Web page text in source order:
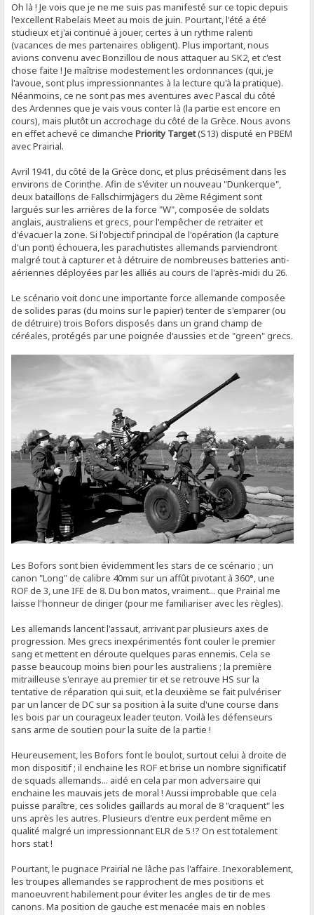
Oh là ! Je vois que je ne me suis pas manifesté sur ce topic depuis
l'excellent Rabelais Meet au mois de juin. Pourtant, l'été a été
studieux et j'ai continué à jouer, certes à un rythme ralenti
(vacances de mes partenaires obligent). Plus important, nous
avions convenu avec Bonzillou de nous attaquer au SK2, et c'est
chose faite ! Je maîtrise modestement les ordonnances (qui, je
l'avoue, sont plus impressionnantes à la lecture qu'à la pratique).
Néanmoins, ce ne sont pas mes aventures avec Pascal du côté
des Ardennes que je vais vous conter là (la partie est encore en
cours), mais plutôt un accrochage du côté de la Grèce. Nous avons
en effet achevé ce dimanchePriority Target(S13) disputé en PBEM
avec Prairial.
Avril 1941, du côté de la Grèce donc, et plus précisément dans les
environs de Corinthe. Afin de s'éviter un nouveau "Dunkerque",
deux bataillons de Fallschirmjägers du 2ème Régiment sont
largués sur les arrières de la force "W", composée de soldats
anglais, australiens et grecs, pour l'empêcher de retraiter et
d'évacuer la zone. Si l'objectif principal de l'opération (la capture
d'un pont) échouera, les parachutistes allemands parviendront
malgré tout à capturer et à détruire de nombreuses batteries anti-
aériennes déployées par les alliés au cours de l'après-midi du 26.
Le scénario voit donc une importante force allemande composée
de solides paras (du moins sur le papier) tenter de s'emparer (ou
de détruire) trois Bofors disposés dans un grand champ de
céréales, protégés par une poignée d'aussies et de "green" grecs.
Les Bofors sont bien évidemment les stars de ce scénario ; un
canon "Long" de calibre 40mm sur un affût pivotant à 360°, une
ROF de 3, une IFE de 8. Du bon matos, vraiment... que Prairial me
laisse l'honneur de diriger (pour me familiariser avec les règles).
Les allemands lancent l'assaut, arrivant par plusieurs axes de
progression. Mes grecs inexpérimentés font couler le premier
sang et mettent en déroute quelques paras ennemis. Cela se
passe beaucoup moins bien pour les australiens ; la première
mitrailleuse s'enraye au premier tir et se retrouve HS sur la
tentative de réparation qui suit, et la deuxième se fait pulvériser
par un lancer de DC sur sa position à la suite d'une course dans
les bois par un courageux leader teuton. Voilà les défenseurs
sans arme de soutien pour la suite de la partie !
Heureusement, les Bofors font le boulot, surtout celui à droite de
mon dispositif ; il enchaine les ROF et brise un nombre significatif
de squads allemands... aidé en cela par mon adversaire qui
enchaine les mauvais jets de moral ! Aussi improbable que cela
puisse paraître, ces solides gaillards au moral de 8 "craquent" les
uns après les autres. Plusieurs d'entre eux perdent même en
qualité malgré un impressionnant ELR de 5 !? On est totalement
hors stat !
Pourtant, le pugnace Prairial ne lâche pas l'affaire. Inexorablement,
les troupes allemandes se rapprochent de mes positions et
manoeuvrent habilement pour éviter les angles de tir de mes
canons. Ma position de gauche est menacée mais en nobles